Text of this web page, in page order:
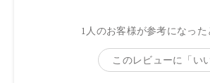
合がございます。
載と異なる場合がございます。
●予告なくパッケージ仕様が変更になる場